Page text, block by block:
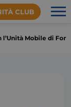
CLUB
Mobile di